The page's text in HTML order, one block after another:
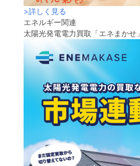
>詳しく見る
エネルギー関連
太陽光発電電力買取「エネまかせ」